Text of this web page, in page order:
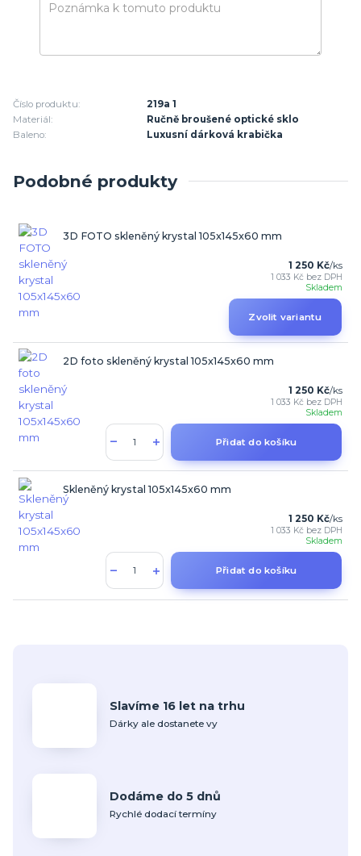
Číslo produktu:
219a 1
Materiál:
Ručně broušené optické sklo
Baleno:
Luxusní dárková krabička
Podobné produkty
3D FOTO skleněný krystal 105x145x60 mm
1 250 Kč/ks
1 033 Kč bez DPH
Skladem
Zvolit variantu
2D foto skleněný krystal 105x145x60 mm
1 250 Kč/ks
1 033 Kč bez DPH
Skladem
Přidat do košíku
Skleněný krystal 105x145x60 mm
1 250 Kč/ks
1 033 Kč bez DPH
Skladem
Přidat do košíku
Slavíme 16 let na trhu
Dárky ale dostanete vy
Dodáme do 5 dnů
Rychlé dodací termíny